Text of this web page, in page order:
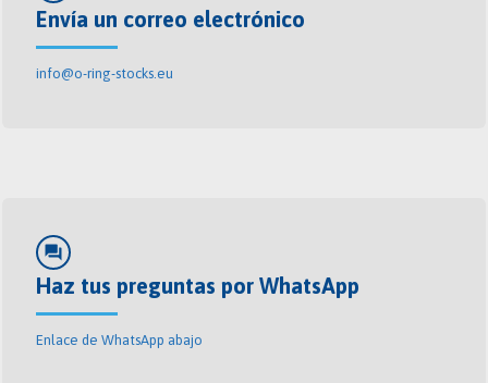
Envía un correo electrónico
info@o-ring-stocks.eu
forum
Haz tus preguntas por WhatsApp
Enlace de WhatsApp abajo